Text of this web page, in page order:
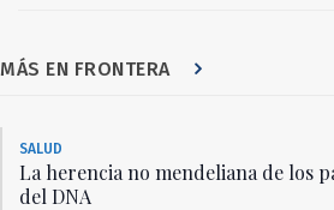
MÁS EN FRONTERA
SALUD
La herencia no mendeliana de los
del DNA